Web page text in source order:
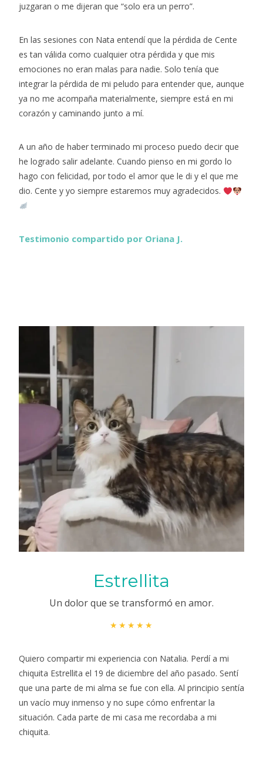
juzgaran o me dijeran que “solo era un perro”.
En las sesiones con Nata entendí que la pérdida de Cente
es tan válida como cualquier otra pérdida y que mis
emociones no eran malas para nadie. Solo tenía que
integrar la pérdida de mi peludo para entender que, aunque
ya no me acompaña materialmente, siempre está en mi
corazón y caminando junto a mí.
A un año de haber terminado mi proceso puedo decir que
he logrado salir adelante. Cuando pienso en mi gordo lo
hago con felicidad, por todo el amor que le di y el que me
dio. Cente y yo siempre estaremos muy agradecidos.
Testimonio compartido por Oriana J.
Estrellita
Un dolor que se transformó en amor.
★★★★★
Quiero compartir mi experiencia con Natalia. Perdí a mi
chiquita Estrellita el 19 de diciembre del año pasado. Sentí
que una parte de mi alma se fue con ella. Al principio sentía
un vacío muy inmenso y no supe cómo enfrentar la
situación. Cada parte de mi casa me recordaba a mi
chiquita.